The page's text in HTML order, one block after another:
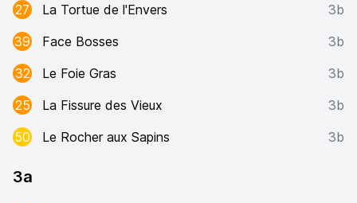
27
La Tortue de l'Envers
3b
39
Face Bosses
3b
32
Le Foie Gras
3b
25
La Fissure des Vieux
3b
50
Le Rocher aux Sapins 3b
3a